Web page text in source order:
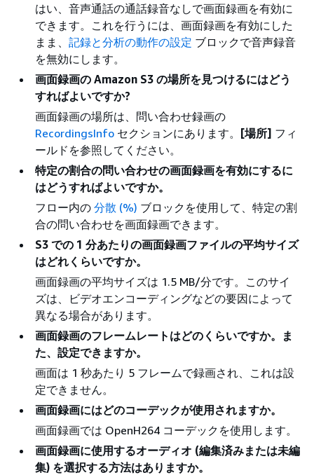
はい、音声通話の通話録音なしで画面録画を有効に
できます。これを行うには、画面録画を有効にした
まま、 記録と分析の動作の設定 ブロックで音声録音
を無効にします。
画面録画の Amazon S3 の場所を見つけるにはどう
すればよいですか?
画面録画の場所は、問い合わせ録画の
RecordingsInfo セクションにあります。 [場所] フィ
ールドを参照してください。
特定の割合の問い合わせの画面録画を有効にするに
はどうすればよいですか。
フロー内の 分散 (%) ブロックを使用して、特定の割
合の問い合わせを画面録画できます。
S3 での 1 分あたりの画面録画ファイルの平均サイズ
はどれくらいですか。
画面録画の平均サイズは 1.5 MB/分です。このサイ
ズは、ビデオエンコーディングなどの要因によって
異なる場合があります。
画面録画のフレームレートはどのくらいですか。ま
た、設定できますか。
画面は 1 秒あたり 5 フレームで録画され、これは設
定できません。
画面録画にはどのコーデックが使用されますか。
画面録画では OpenH264 コーデックを使用します。
画面録画に使用するオーディオ (編集済みまたは未編
集) を選択する方法はありますか。